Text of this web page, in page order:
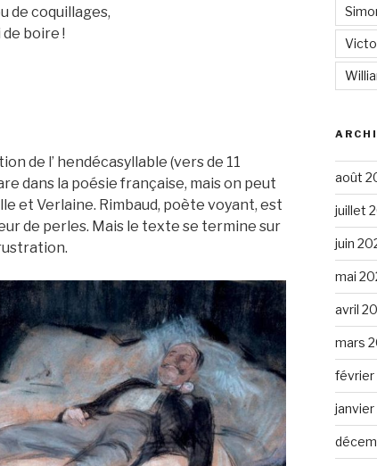
de coquillages,
de boire !
de l’ hendécasyllable (vers de 11
dans la poésie française, mais on peut
et Verlaine. Rimbaud, poète voyant, est
de perles. Mais le texte se termine sur
août
juillet
juin
mai
avril
mars
février